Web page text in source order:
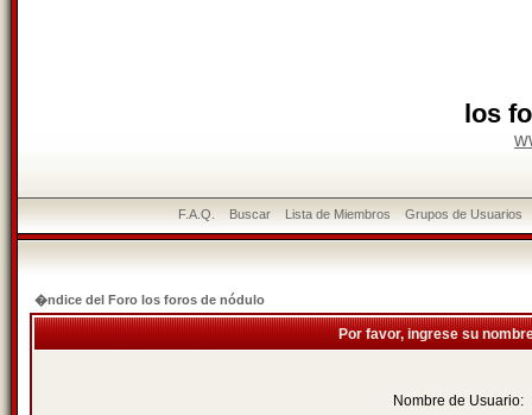
los
F.A.Q. Buscar Lista de Miembros Grupos de Usuarios
�ndice del Foro los foros de nódulo
Por favor, ingrese su
Nombre de Usuario: